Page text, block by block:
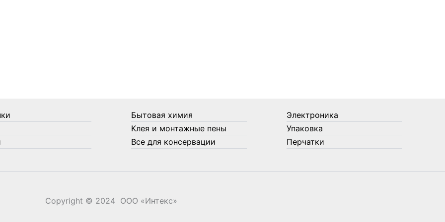
Бытовая химия
Клея и монтажные пены
Все для консервации
Электроника
Упаковка
Перчатки
Copyright © 2024 ООО «‎Интекс»‎